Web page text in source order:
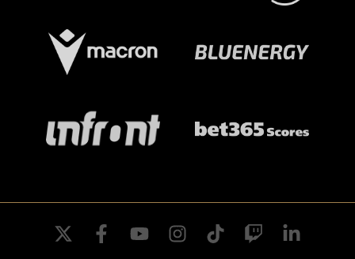
twitter facebookyoutube instagramtiktok twitch